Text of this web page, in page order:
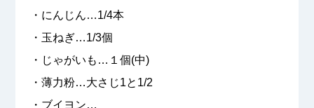
・にんじん…1/4本
・玉ねぎ…1/3個
・じゃがいも…１個(中)
・薄力粉…大さじ1と1/2
・ブイヨン…